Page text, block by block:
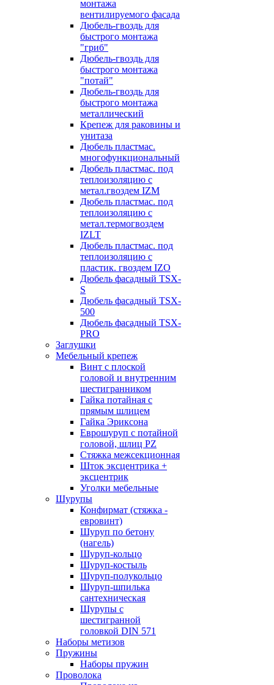
монтажа
вентилируемого фасада
Дюбель-гвоздь для
быстрого монтажа
"гриб"
Дюбель-гвоздь для
быстрого монтажа
"потай"
Дюбель-гвоздь для
быстрого монтажа
металлический
Крепеж для раковины и
унитаза
Дюбель пластмас.
многофункциональный
Дюбель пластмас. под
теплоизоляцию с
метал.гвоздем IZM
Дюбель пластмас. под
теплоизоляцию с
метал.термогвоздем
IZLT
Дюбель пластмас. под
теплоизоляцию с
пластик. гвоздем IZO
Дюбель фасадный TSX-
S
Дюбель фасадный TSX-
500
Дюбель фасадный TSX-
PRO
Заглушки
Мебельный крепеж
Винт с плоской
головой и внутренним
шестигранником
Гайка потайная с
прямым шлицем
Гайка Эриксона
Еврошуруп с потайной
головой, шлиц PZ
Стяжка межсекционная
Шток эксцентрика +
эксцентрик
Уголки мебельные
Шурупы
Конфирмат (стяжка -
евровинт)
Шуруп по бетону
(нагель)
Шуруп-кольцо
Шуруп-костыль
Шуруп-полукольцо
Шуруп-шпилька
сантехническая
Шурупы с
шестигранной
головкой DIN 571
Наборы метизов
Пружины
Наборы пружин
Проволока